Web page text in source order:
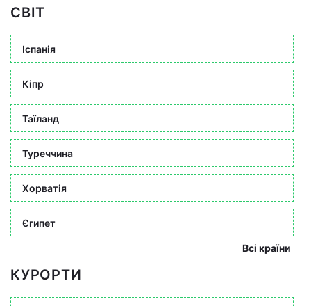
СВІТ
Іспанія
Кіпр
Таїланд
Туреччина
Хорватія
Єгипет
Всі країни
КУРОРТИ